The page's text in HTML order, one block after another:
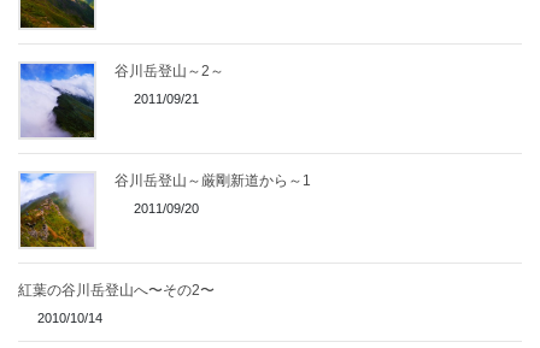
谷川岳登山～2～
2011/09/21
谷川岳登山～厳剛新道から～1
2011/09/20
紅葉の谷川岳登山へ〜その2〜
2010/10/14